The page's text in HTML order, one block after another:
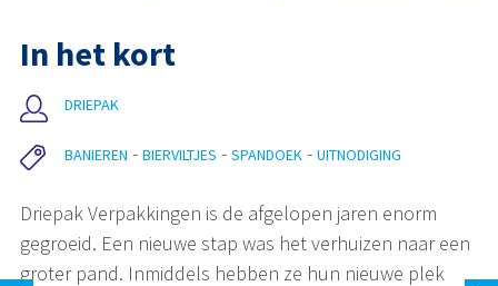
In het kort
DRIEPAK
BANIEREN BIERVILTJES SPANDOEK UITNODIGING
Driepak Verpakkingen is de afgelopen jaren enorm
gegroeid. Een nieuwe stap was het verhuizen naar een
groter pand. Inmiddels hebben ze hun nieuwe plek